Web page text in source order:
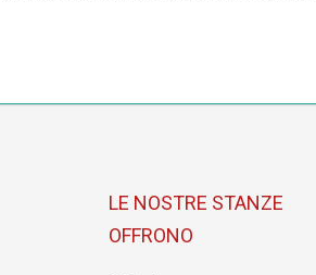
LE NOSTRE STANZE
OFFRONO